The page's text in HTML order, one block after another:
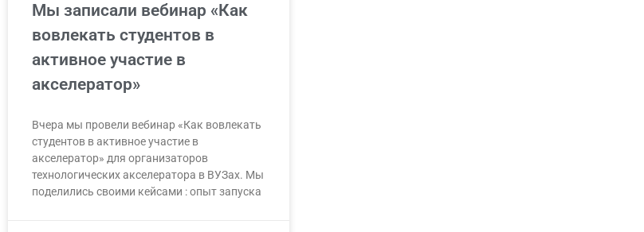
Мы записали вебинар «Как
вовлекать студентов в
активное участие в
акселератор»
Вчера мы провели вебинар «Как вовлекать
студентов в активное участие в
акселератор» для организаторов
технологических акселератора в ВУЗах. Мы
поделились своими кейсами : опыт запуска